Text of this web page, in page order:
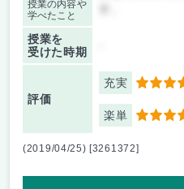
授業の内容や
学べたこと
授業を
受けた時期
評価
充実 5
楽単 5
(2019/04/25) [3261372]